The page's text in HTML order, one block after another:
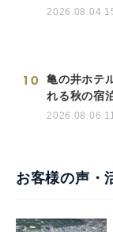
2026.08.04
10
亀の井ホテ
れる秋の宿
2026.08.06
お客様の声・